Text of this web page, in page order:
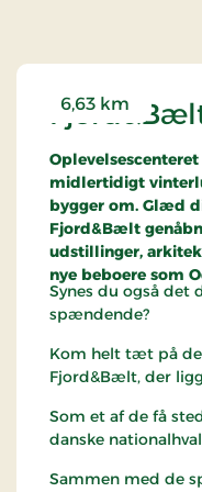
6,63 km
midlertidigt
bygger om. Glæd
Fjord&Bælt
udstillinger,
nye beboere som
Synes du også det
spændende?
Kom helt tæt på de
Fjord&Bælt, der
Som et af de få
danske
Sammen med de